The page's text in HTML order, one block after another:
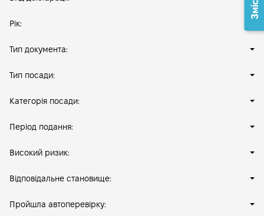
Рік:
Тип документа:
Тип посади:
Категорія посади:
Період подання:
Високий ризик:
Відповідальне становище:
Пройшла автоперевірку: